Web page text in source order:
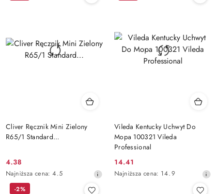
Cliver Ręcznik Mini Zielony
R65/1 Standard...
Cena
promocyjna:
4.38
Najniższa
cena
Najniższa cena: 4.5
Vileda Kentucky Uchwyt Do
Mopa 100321 Vileda
Professional
Cena
promocyjna:
14.41
Najniższa
Najniższa cena: 14.9
-2%